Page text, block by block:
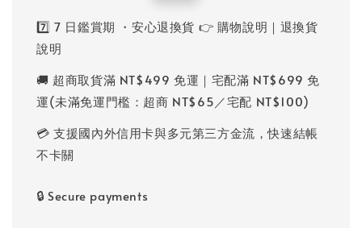
7️⃣ 7 日鑑賞期 ・安心退換貨 👉 購物說明｜退換貨
說明
🚚 超商取貨滿 NT$499 免運｜宅配滿 NT$699 免
運(未滿免運門檻：超商 NT$65／宅配 NT$100)
💳 支援國內外信用卡與多元第三方金流，快速結帳
不卡關
🔒 Secure payments